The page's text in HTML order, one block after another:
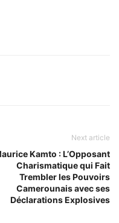
Next article
Kamto : L’Opposant
Charismatique qui Fait
Trembler les Pouvoirs
Camerounais avec ses
Déclarations Explosives